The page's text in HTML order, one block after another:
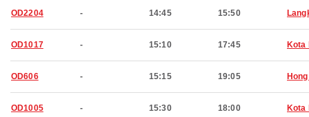
OD2204 - 14:45 15:50
OD1017 - 15:10 17:45 Kota
OD606 - 15:15 19:05
OD1005 - 15:30 18:00 Kota